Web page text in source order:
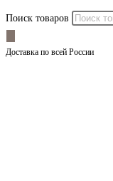
Поиск товаров
Доставка по всей России